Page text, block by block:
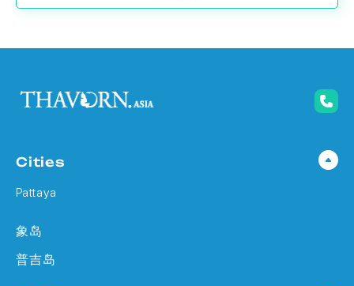
Cities
Pattaya
象岛
普吉岛